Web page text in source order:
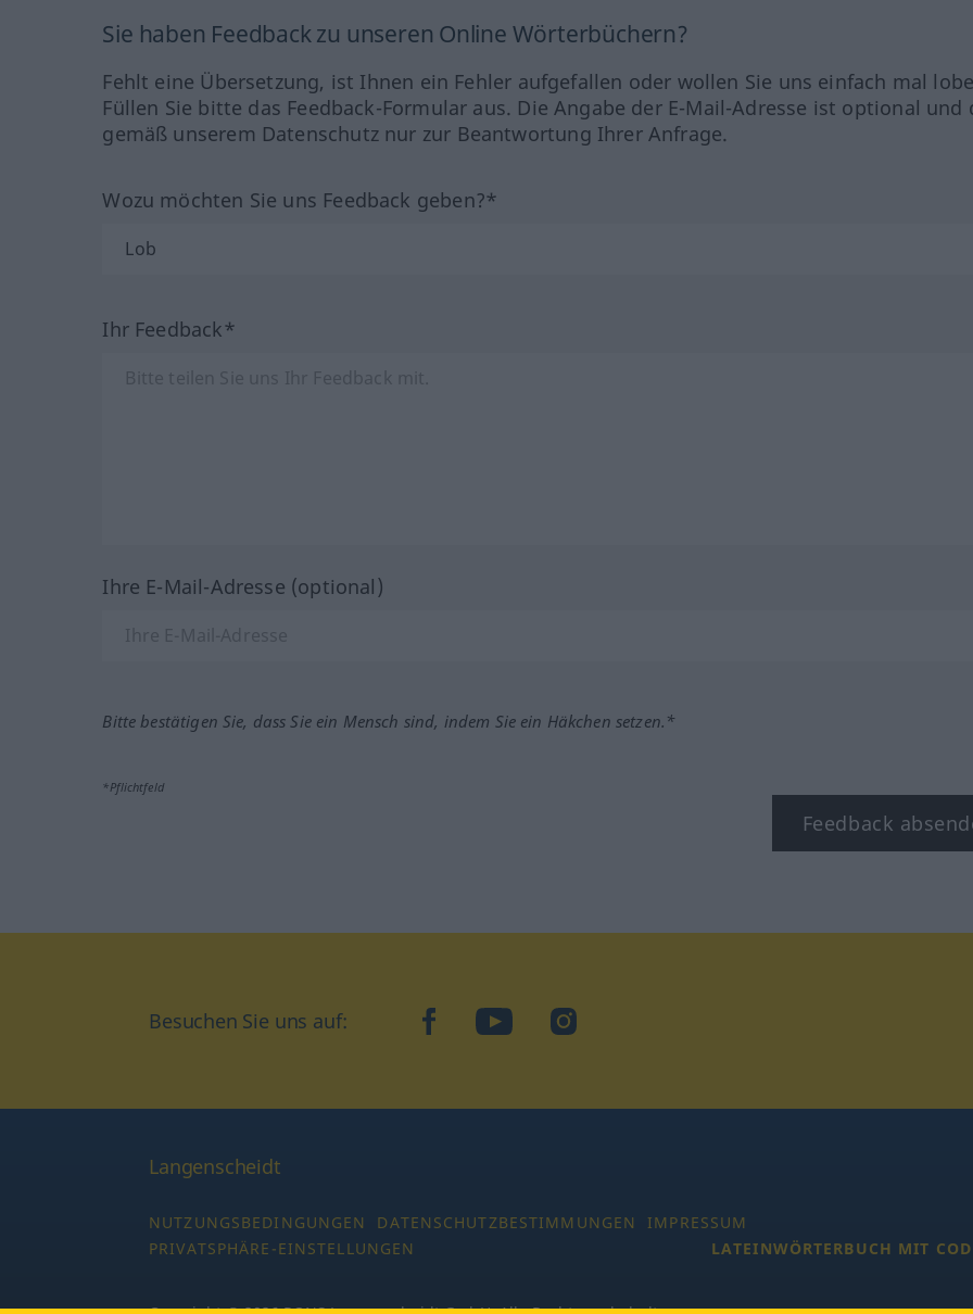
Sie haben Feedback zu unseren Online Wörterbüchern?
Fehlt eine Übersetzung, ist Ihnen ein Fehler aufgefallen oder wollen Sie uns einfach mal
Füllen Sie bitte das Feedback-Formular aus. Die Angabe der E-Mail-Adresse ist optional und
gemäß unserem Datenschutz nur zur Beantwortung Ihrer Anfrage.
Wozu möchten Sie uns Feedback geben?*
Ihr Feedback*
Ihre E-Mail-Adresse (optional)
Bitte bestätigen Sie, dass Sie ein Mensch sind, indem Sie ein Häkchen setzen.*
*Pflichtfeld
Feedback
Besuchen Sie uns auf: facebookYouTubeInstagram
Langenscheidt
NUTZUNGSBEDINGUNGEN DATENSCHUTZBESTIMMUNGEN
IMPRESSUM
PRIVATSPHÄRE-EINSTELLUNGEN
LATEINWÖRTERBUCH MIT